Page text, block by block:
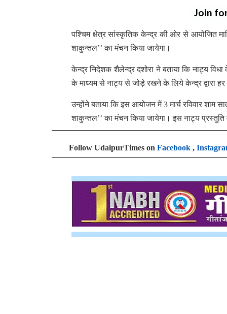
Join
पश्चिम क्षेत्र सांस्कृतिक केन्द्र की ओर से आयोजित
शाकुन्तल’’ का मंचन किया जायेगा।
केन्द्र निदेशक शैलेन्द्र दशोरा ने बताया कि नाट्य
के माध्यम से नाट्य से जोड़े रखने के लिये केन्द्र द्वारा
उन्होंने बताया कि इस आयोजन में 3 मार्च रविवार शाम
शाकुन्तल’’ का मंचन किया जायेगा। इस नाट्य
Follow UdaipurTimes on Facebook ,